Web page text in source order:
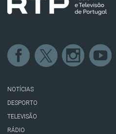
NOTÍCIAS
DESPORTO
TELEVISÃO
RÁDIO